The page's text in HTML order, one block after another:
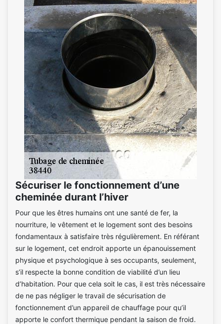
Sécuriser le fonctionnement d’une
cheminée durant l’hiver
Pour que les êtres humains ont une santé de fer, la
nourriture, le vêtement et le logement sont des besoins
fondamentaux à satisfaire très régulièrement. En référant
sur le logement, cet endroit apporte un épanouissement
physique et psychologique à ses occupants, seulement,
s’il respecte la bonne condition de viabilité d’un lieu
d’habitation. Pour que cela soit le cas, il est très nécessaire
de ne pas négliger le travail de sécurisation de
fonctionnement d’un appareil de chauffage pour qu’il
apporte le confort thermique pendant la saison de froid.